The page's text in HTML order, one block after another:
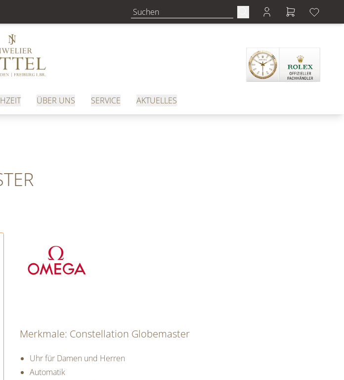
ÜBER UNS SERVICE AKTUELLES
Merkmale: Constellation Globemaster
Uhr für Damen und Herren
Automatik